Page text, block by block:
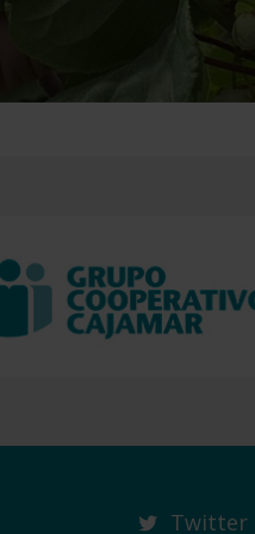
Twitter